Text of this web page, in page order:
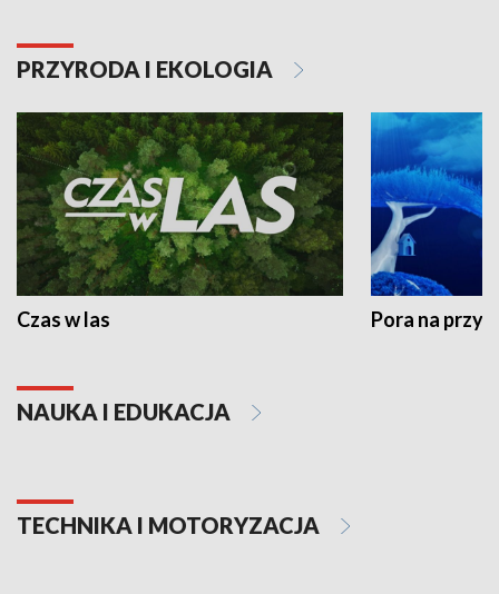
PRZYRODA I EKOLOGIA
Czas w las Pora na
NAUKA I EDUKACJA
TECHNIKA I MOTORYZACJA